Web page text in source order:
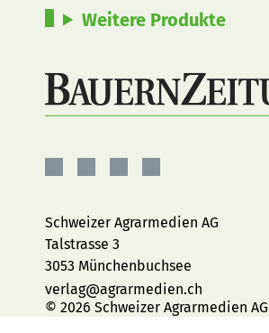
Weitere Produkte
Facebook
Instagram
YouTubeLinkedIn
Schweizer Agrarmedien AG
Talstrasse 3
3053 Münchenbuchsee
verlag@agrarmedien.ch
© 2026 Schweizer Agrarmedien AG